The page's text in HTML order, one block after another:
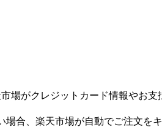
場がクレジットカード情報やお
合、楽天市場が自動でご注文を